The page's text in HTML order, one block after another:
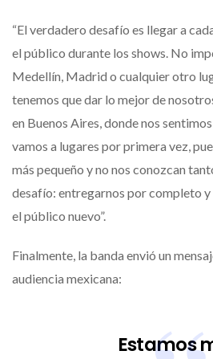
“El verdadero desafío es llegar a
el público durante los shows. No
Medellín, Madrid o cualquier otro
tenemos que dar lo mejor de
en Buenos Aires, donde nos
vamos a lugares por primera vez,
más pequeño y no nos conozcan
desafío: entregarnos por completo
el público nuevo”.
Finalmente, la banda envió un
audiencia mexicana:
Estamos